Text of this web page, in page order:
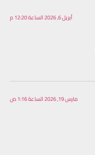
أبريل 6, 2026 الساعة 12:20 م
مارس 19, 2026 الساعة 1:16 ص